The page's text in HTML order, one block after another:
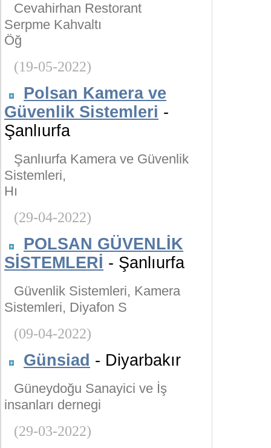
Cevahirhan Restorant
Serpme Kahvaltı
Öğ
(19-05-2022)
Polsan Kamera ve
Güvenlik Sistemleri -
Şanlıurfa
Şanlıurfa Kamera ve Güvenlik
Sistemleri,
Hı
(29-04-2022)
POLSAN GÜVENLİK
SİSTEMLERİ - Şanlıurfa
Güvenlik Sistemleri, Kamera
Sistemleri, Diyafon S
(09-04-2022)
Günsiad - Diyarbakır
Güneydoğu Sanayici ve İş
insanları dernegi
(29-03-2022)